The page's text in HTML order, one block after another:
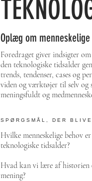
Oplæg om
Foredraget giver indsigter
den teknologiske tidsalder
trends, tendenser, cases og
viden og værktøjer til selv og
meningsfuldt og
SPØRGSMÅL, DER
Hvilke menneskelige behov
teknologiske tidsalder?
Hvad kan vi lære af historien
mening?